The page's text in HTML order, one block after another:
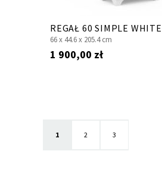
REGAŁ 60 SIMPLE WHITE
66 x 44.6 x 205.4 cm
1 900,00 zł
Aktualnie czytasz stronę
1 Strona
2 Strona
3